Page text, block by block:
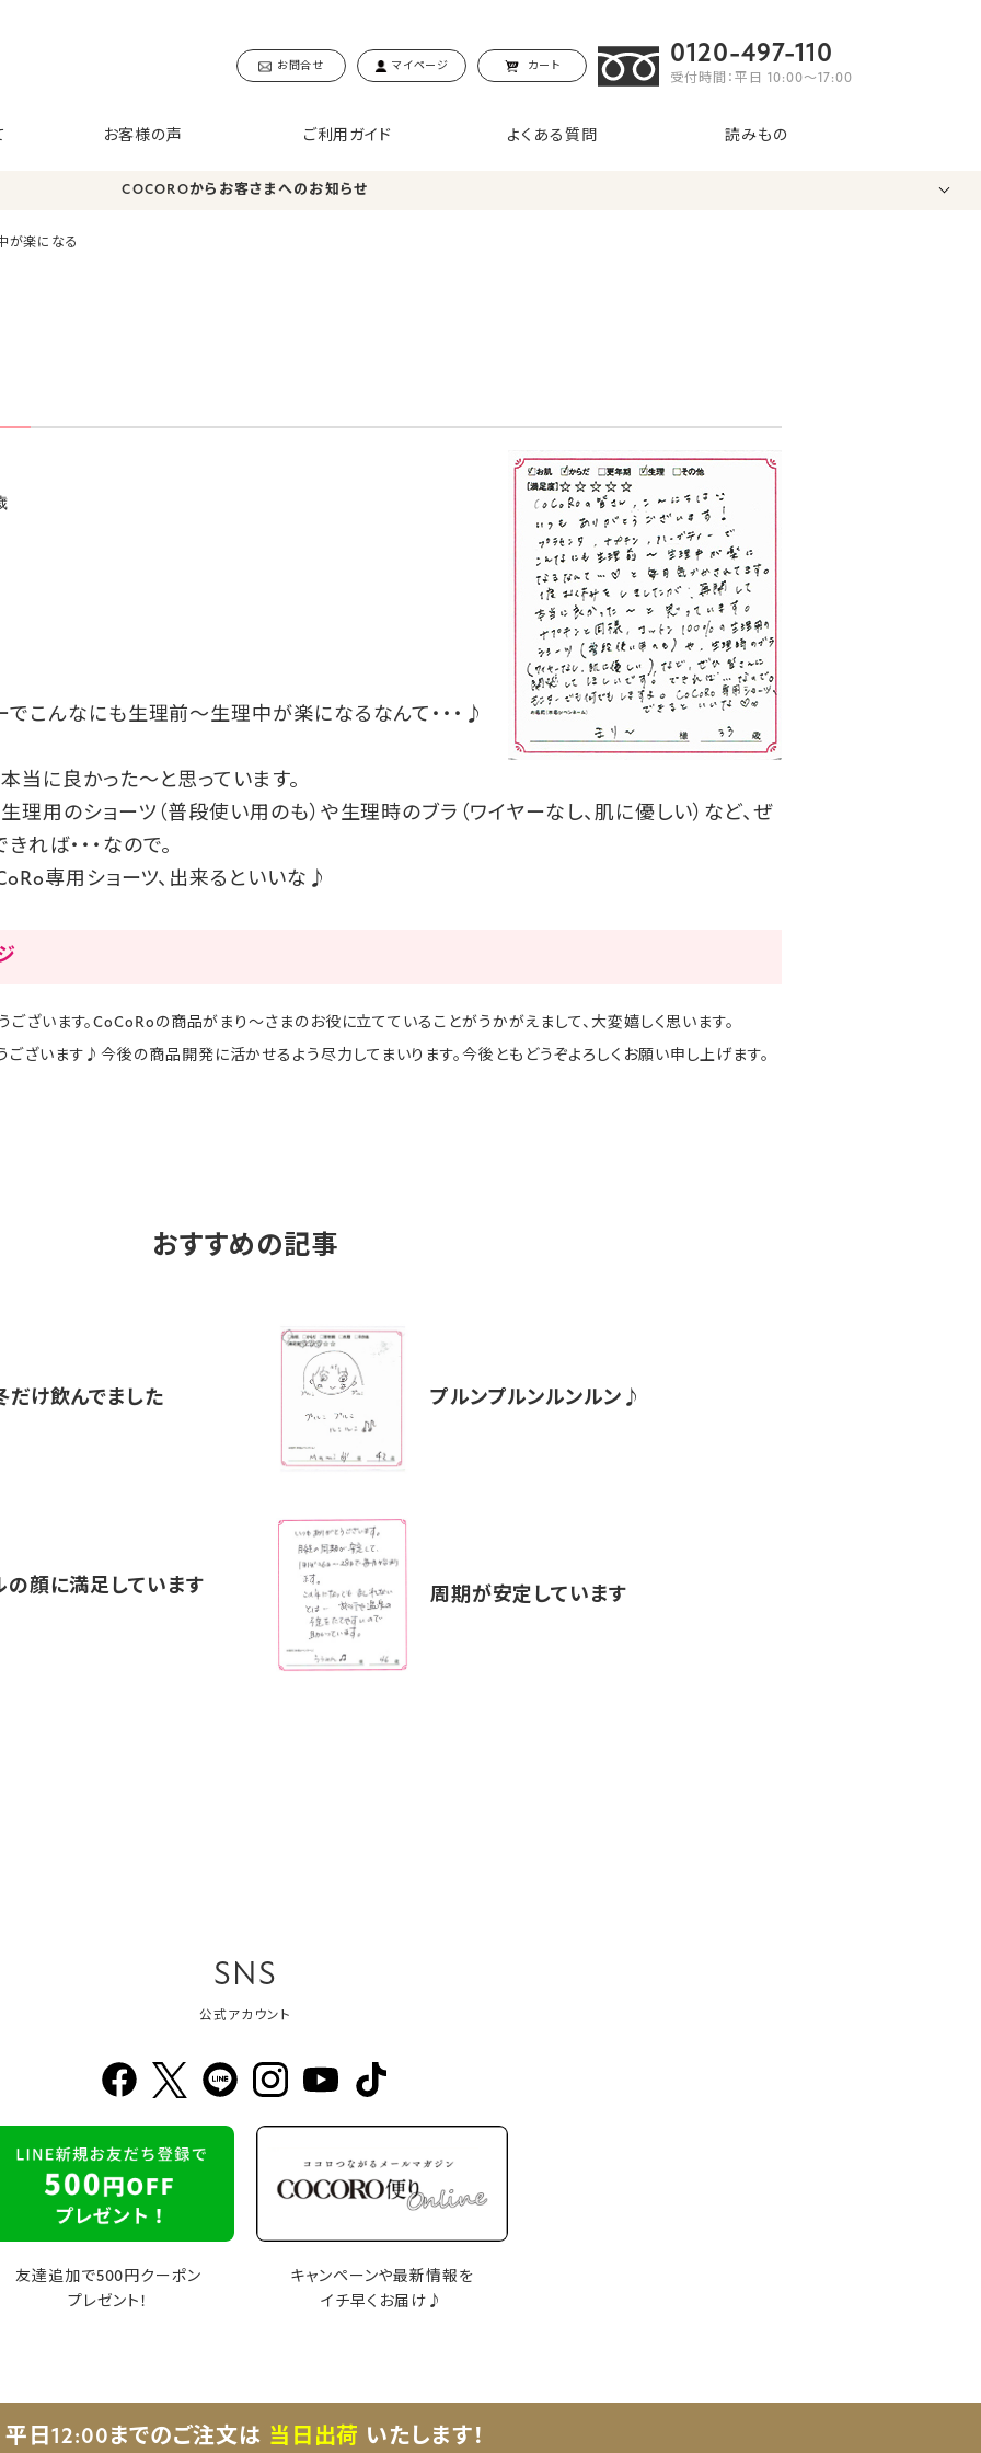
お問合せ マイページ カート 0120-497-110
受付時間：平日 10:00〜17:00
お客様の声 ご利用ガイド よくある質問 読みもの
COCOROからお客さまへのお知らせ
が楽になる
でこんなにも生理前～生理中が楽になるなんて・・・♪
当に良かった～と思っています。
理用のショーツ（普段使い用のも）や生理時のブラ（ワイヤーなし、肌に優しい）など、ぜ
れば・・・なので。
専用ショーツ、出来るといいな♪
ざいます。CoCoRoの商品がまり～さまのお役に立てていることがうかがえまして、大変嬉しく思います。
ざいます♪今後の商品開発に活かせるよう尽力してまいります。今後ともどうぞよろしくお願い申し上げます。
おすすめの記事
だけ飲んでました プルンプルンルンルン♪
の顔に満足しています 周期が安定しています
SNS
公式アカウント
友達追加で500円クーポン
プレゼント！
キャンペーンや最新情報を
イチ早くお届け♪
平日12:00までのご注文は 当日出荷 いたします！